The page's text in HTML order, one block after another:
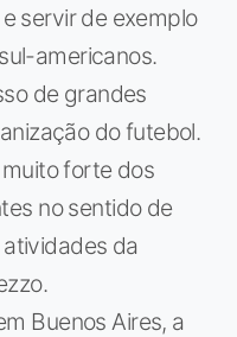
servir de exemplo
americanos.
de grandes
do futebol.
forte dos
no sentido de
da
Buenos Aires, a